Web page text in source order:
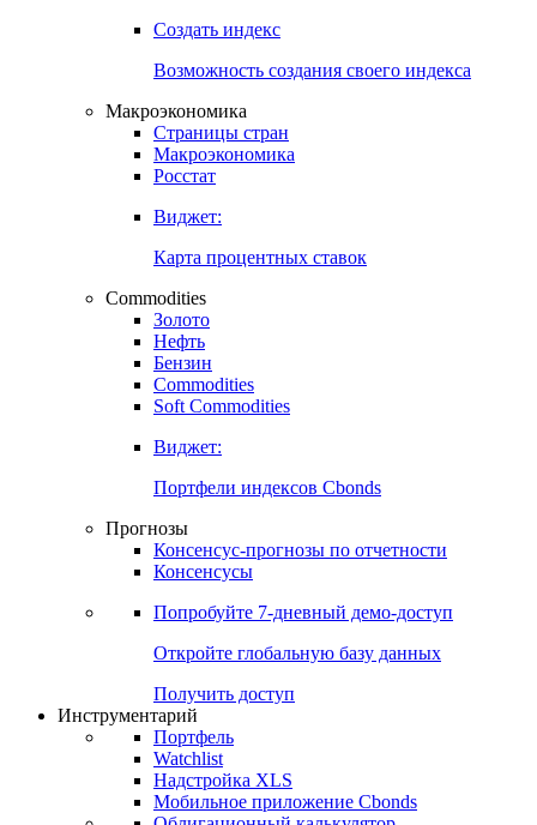
Создать индекс
Возможность создания своего индекса
Макроэкономика
Страницы стран
Макроэкономика
Росстат
Виджет:
Карта процентных ставок
Commodities
Золото
Нефть
Бензин
Commodities
Soft Commodities
Виджет:
Портфели индексов Cbonds
Прогнозы
Консенсус-прогнозы по отчетности
Консенсусы
Попробуйте 7-дневный демо-доступ
Откройте глобальную базу данных
Получить доступ
Инструментарий
Портфель
Watchlist
Надстройка XLS
Мобильное приложение Cbonds